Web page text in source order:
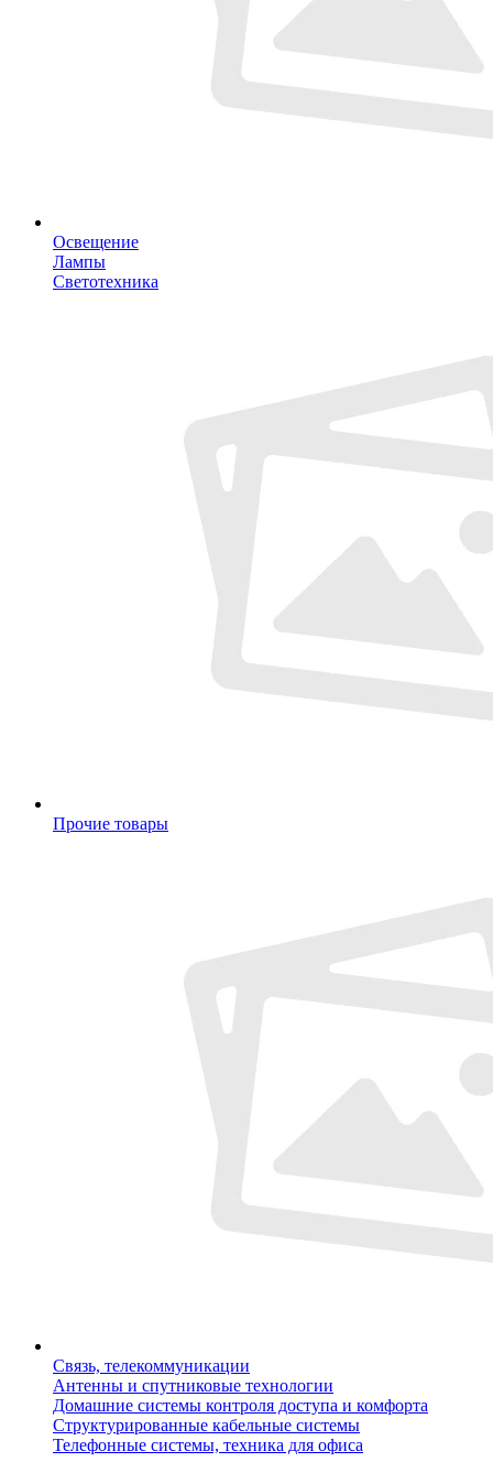
Освещение
Лампы
Светотехника
Прочие товары
Связь, телекоммуникации
Антенны и спутниковые технологии
Домашние системы контроля доступа и комфорта
Структурированные кабельные системы
Телефонные системы, техника для офиса